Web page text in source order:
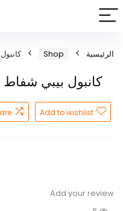
الرئيسية Shop
كانبول بيبي
Add to wishlist
Add your review